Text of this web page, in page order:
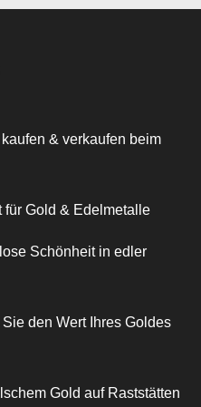
& verkaufen beim
für Gold & Edelmetalle
Schönheit in edler
den Wert Ihres Goldes
Gold auf Raststätten